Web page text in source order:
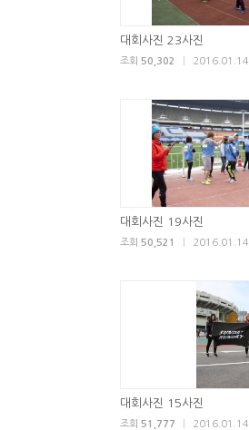
대회사진 23사진
조회 50,302 2016.01.14
대회사진 19사진
조회 50,521 2016.01.14
대회사진 15사진
조회 51,777 2016.01.14